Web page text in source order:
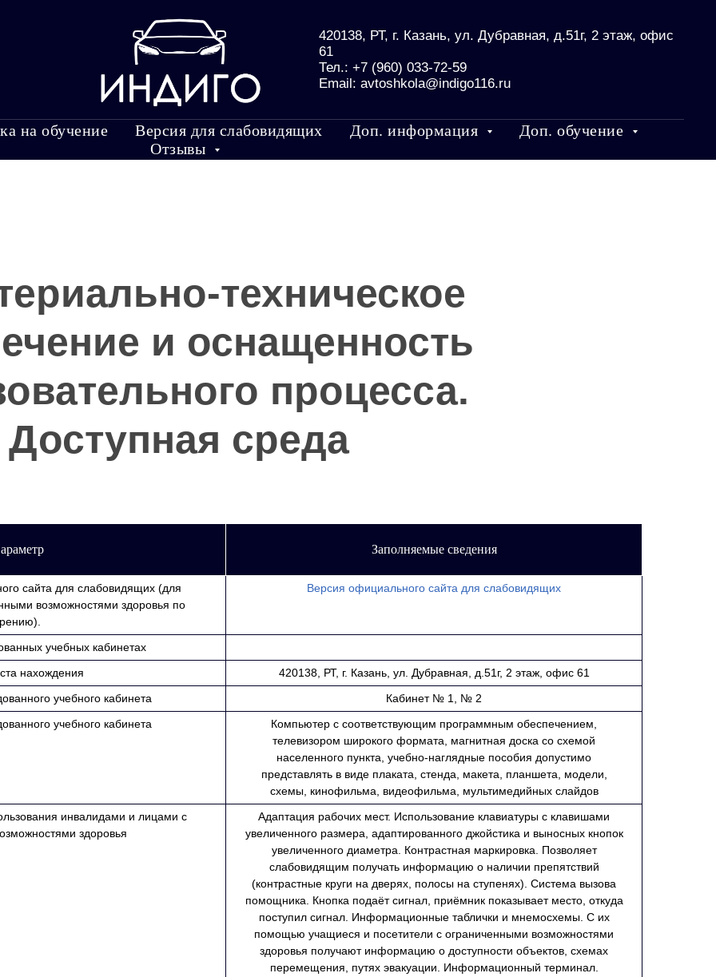
420138, РТ, г. Казань, ул. Дубравная, д.51г, 2 этаж, офис
61
Тел.: +7 (960) 033-72-59
Email: avtoshkola@indigo116.ru
на обучение Версия для слабовидящих Доп. информация
Доп. обучение
Отзывы
техническое
и оснащенность
процесса.
Доступная среда
Заполняемые сведения
сайта для слабовидящих (для
возможностями здоровья по
Версия официального сайта для слабовидящих
учебных кабинетах
нахождения
420138, РТ, г. Казань, ул. Дубравная, д.51г, 2 этаж, офис 61
учебного кабинета
Кабинет № 1, № 2
учебного кабинета
Компьютер с соответствующим программным обеспечением,
телевизором широкого формата, магнитная доска со схемой
населенного пункта, учебно-наглядные пособия допустимо
представлять в виде плаката, стенда, макета, планшета, модели,
схемы, кинофильма, видеофильма, мультимедийных слайдов
инвалидами и лицами с
здоровья
Адаптация рабочих мест. Использование клавиатуры с клавишами
увеличенного размера, адаптированного джойстика и выносных кнопок
увеличенного диаметра. Контрастная маркировка. Позволяет
слабовидящим получать информацию о наличии препятствий
(контрастные круги на дверях, полосы на ступенях). Система вызова
помощника. Кнопка подаёт сигнал, приёмник показывает место, откуда
поступил сигнал. Информационные таблички и мнемосхемы. С их
помощью учащиеся и посетители с ограниченными возможностями
здоровья получают информацию о доступности объектов, схемах
перемещения, путях эвакуации. Информационный терминал.